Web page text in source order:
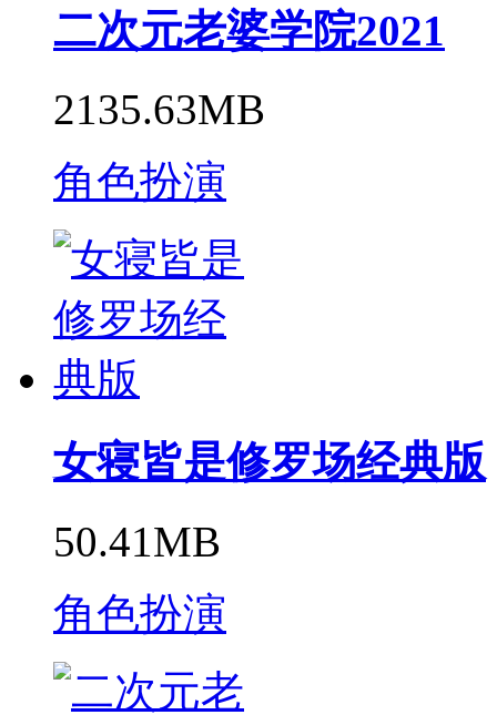
二次元老婆学院2021
2135.63MB
角色扮演
女寝皆是修罗场经典版
50.41MB
角色扮演